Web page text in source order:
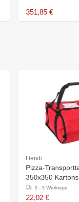
351,85 €
Hendi
Pizza-
350x350 Kartons
4 Kartons
3 - 5 Werktage
22,02 €